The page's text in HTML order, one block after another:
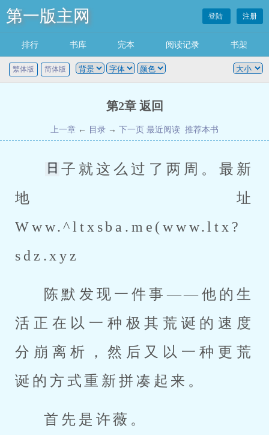
第一版主网 登陆 注册
排行 书库 完本 阅读记录 书架
繁体版 简体版
第2章 返回
上一章 ← 目录 → 下一页 最近阅读 推荐本书
子就这么过了两周。最新
地址
Www.^ltxsba.me(www.ltx?
sdz.xyz
陈默发现一件事——他的生
活正在以一种极其荒诞的速度
分崩离析，然后又以一种更荒
诞的方式重新拼凑起来。
首先是许薇。